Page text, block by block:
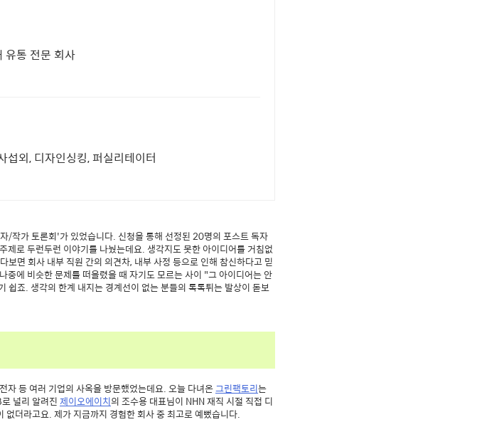
유통 전문 회사
외, 디자인싱킹, 퍼실리테이터
/작가 토론회'가 있었습니다. 신청을 통해 선정된 20명의 포스트 독자
로 두런두런 이야기를 나눴는데요. 생각지도 못한 아이디어를 거침없
면 회사 내부 직원 간의 의견차, 내부 사정 등으로 인해 참신하다고 믿
중에 비슷한 문제를 떠올렸을 때 자기도 모르는 사이 "그 아이디어는 안
죠. 생각의 한계 내지는 경계선이 없는 분들의 톡톡튀는 발상이 돋보
자 등 여러 기업의 사옥을 방문했었는데요. 오늘 다녀온그린팩토리는
널리 알려진제이오에이치의 조수용 대표님이 NHN 재직 시절 직접 디
더라고요. 제가 지금까지 경험한 회사 중 최고로 예뻤습니다.